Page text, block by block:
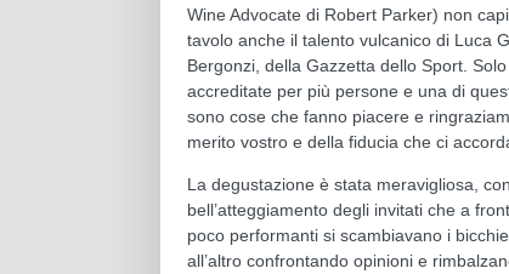
Wine Advocate di Robert Parker) non
tavolo anche il talento vulcanico di Luca
Bergonzi, della Gazzetta dello Sport.
accreditate per più persone e una di
sono cose che fanno piacere e
merito vostro e della fiducia che ci
La degustazione è stata meravigliosa,
bell’atteggiamento degli invitati che a
poco performanti si scambiavano i
all’altro confrontando opinioni e